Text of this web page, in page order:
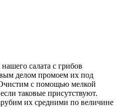
салата с грибов
делом промоем их под
с помощью мелкой
таковые присутствуют.
их средними по величине